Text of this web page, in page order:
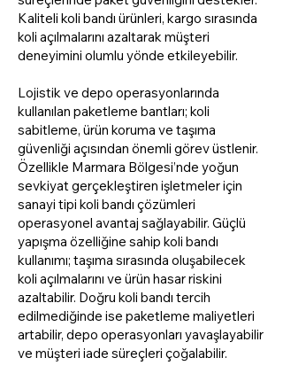
Kaliteli koli bandı ürünleri, kargo sırasında
koli açılmalarını azaltarak müşteri
deneyimini olumlu yönde etkileyebilir.
Lojistik ve depo operasyonlarında
kullanılan paketleme bantları; koli
sabitleme, ürün koruma ve taşıma
güvenliği açısından önemli görev üstlenir.
Özellikle Marmara Bölgesi’nde yoğun
sevkiyat gerçekleştiren işletmeler için
sanayi tipi koli bandı çözümleri
operasyonel avantaj sağlayabilir. Güçlü
yapışma özelliğine sahip koli bandı
kullanımı; taşıma sırasında oluşabilecek
koli açılmalarını ve ürün hasar riskini
azaltabilir. Doğru koli bandı tercih
edilmediğinde ise paketleme maliyetleri
artabilir, depo operasyonları yavaşlayabilir
ve müşteri iade süreçleri çoğalabilir.